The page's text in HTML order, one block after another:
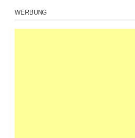
WERBUNG